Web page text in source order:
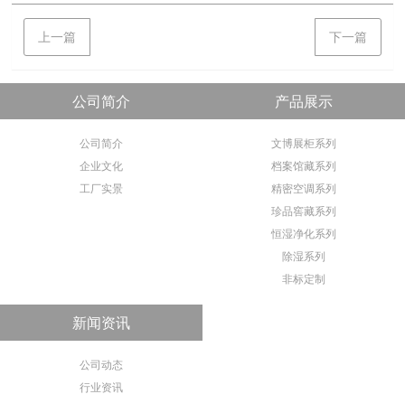
上一篇 下一篇
公司简介
公司简介
企业文化
工厂实景
产品展示
文博展柜系列
档案馆藏系列
精密空调系列
珍品窖藏系列
恒湿净化系列
除湿系列
非标定制
新闻资讯
公司动态
行业资讯